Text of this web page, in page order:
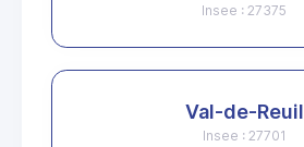
Insee : 27375
Val-de-Reuil
Insee : 27701